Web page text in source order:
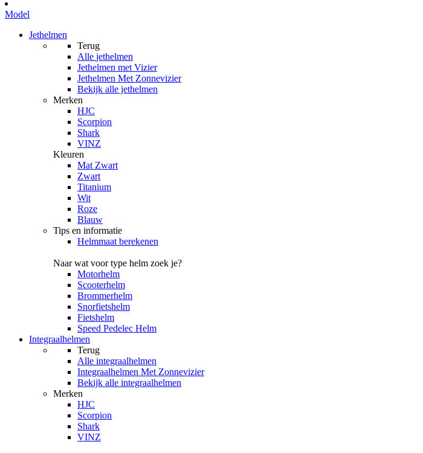
Model
Jethelmen
Terug
Alle jethelmen
Jethelmen met Vizier
Jethelmen Met Zonnevizier
Bekijk alle jethelmen
Merken
HJC
Scorpion
Shark
VINZ
Kleuren
Mat Zwart
Zwart
Titanium
Wit
Roze
Blauw
Tips en informatie
Helmmaat berekenen
Naar wat voor type helm zoek je?
Motorhelm
Scooterhelm
Brommerhelm
Snorfietshelm
Fietshelm
Speed Pedelec Helm
Integraalhelmen
Terug
Alle integraalhelmen
Integraalhelmen Met Zonnevizier
Bekijk alle integraalhelmen
Merken
HJC
Scorpion
Shark
VINZ